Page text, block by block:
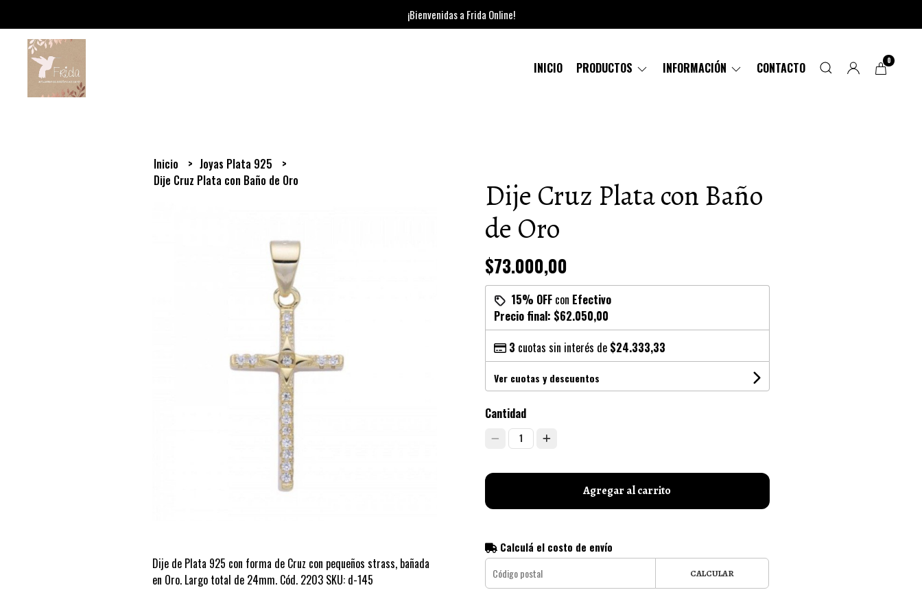
¡Bienvenidas a Frida Online!
INICIO PRODUCTOS INFORMACIÓN CONTACTO 0
Inicio
Joyas Plata 925
Dije Cruz Plata con Baño de Oro
Dije de Plata 925 con forma de Cruz con pequeños strass, bañada
en Oro. Largo total de 24mm. Cód. 2203 SKU: d-145
Dije Cruz Plata con Baño
de Oro
$73.000,00
15% OFFcon Efectivo
Precio final: $62.050,00
3 cuotas sin interés de $24.333,33
Ver cuotas y descuentos
Cantidad
1
Agregar al carrito
Calculá el costo de envío
CALCULAR